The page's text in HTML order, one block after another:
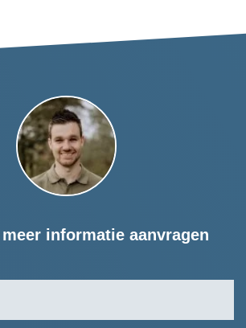
informatie aanvragen